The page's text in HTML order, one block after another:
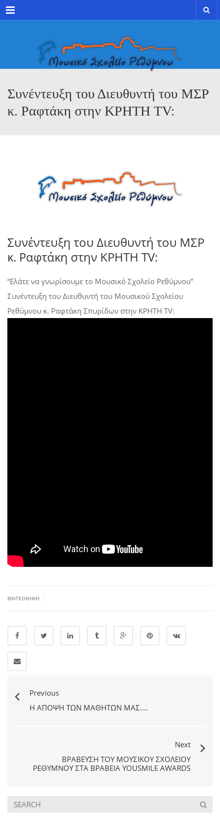
Menu
Συνέντευξη του Διευθυντή του ΜΣΡ
κ. Ραφτάκη στην ΚΡΗΤΗ TV:
Συνέντευξη του Διευθυντή του ΜΣΡ
κ. Ραφτάκη στην ΚΡΗΤΗ TV:
“Ελάτε να γνωρίσουμε το Μουσικό Σχολείο Ρεθύμνου”
Συνέντευξη του Διευθυντή του Μουσικού Σχολείου
Ρεθύμνου κ. Ραφτάκη Σπυρίδων στην ΚΡΗΤΗ TV:
ΒΙΝΤΕΟΘΉΚΗ
Previous
Η ΆΠΟΨΗ ΤΩΝ ΜΑΘΗΤΏΝ ΜΑΣ....
Next
ΒΡΆΒΕΥΣΗ ΤΟΥ ΜΟΥΣΙΚΟΎ ΣΧΟΛΕΊΟΥ
ΡΕΘΎΜΝΟΥ ΣΤΑ ΒΡΑΒΕΊΑ YOUSMILE AWARDS